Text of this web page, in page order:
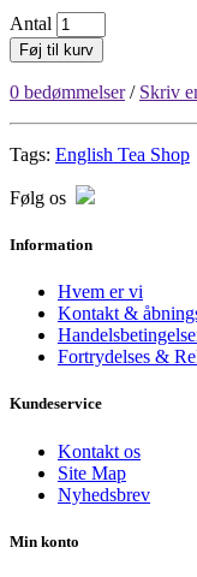
Antal
Føj til kurv
0 bedømmelser/ Skriv
Tags: English Tea Shop
Følg os
Information
Hvem er vi
Kontakt &
Fortrydelses &
Kundeservice
Kontakt os
Site Map
Nyhedsbrev
Min konto